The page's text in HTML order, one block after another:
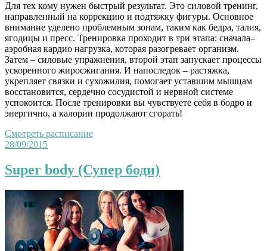
Для тех кому нужен быстрый результат. Это силовой тренинг,
направленный на коррекцию и подтяжку фигуры. Основное
внимание уделено проблемным зонам, таким как бедра, талия,
ягодицы и пресс. Тренировка проходит в три этапа: сначала–
аэробная кардио нагрузка, которая разогревает организм.
Затем – силовые упражнения, второй этап запускает процессы
ускоренного жиросжигания. И напоследок – растяжка,
укрепляет связки и сухожилия, помогает уставшим мышцам
восстановится, сердечно сосудистой и нервной системе
успокоится. После тренировки вы чувствуете себя в бодро и
энергично, а калории продолжают сгорать!
Смотреть расписание
28/09/2015
Super body (Супер боди)